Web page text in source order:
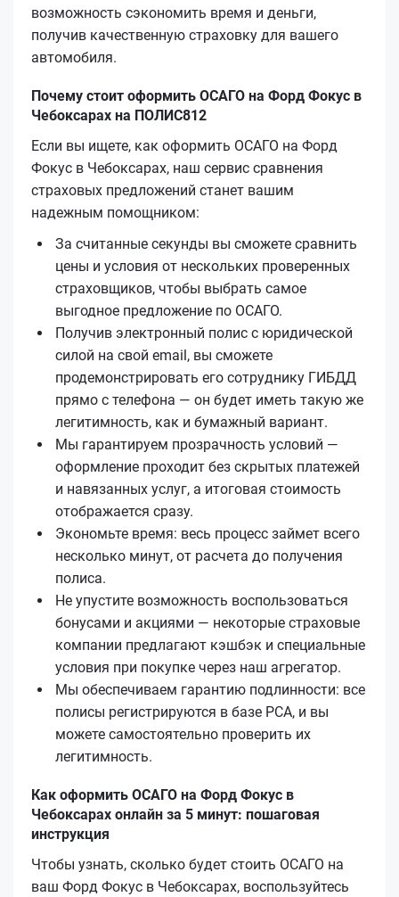
возможность сэкономить время и деньги,
получив качественную страховку для вашего
автомобиля.
Почему стоит оформить ОСАГО на Форд Фокус в
Чебоксарах на ПОЛИС812
Если вы ищете, как оформить ОСАГО на Форд
Фокус в Чебоксарах, наш сервис сравнения
страховых предложений станет вашим
надежным помощником:
За считанные секунды вы сможете сравнить
цены и условия от нескольких проверенных
страховщиков, чтобы выбрать самое
выгодное предложение по ОСАГО.
Получив электронный полис с юридической
силой на свой email, вы сможете
продемонстрировать его сотруднику ГИБДД
прямо с телефона — он будет иметь такую же
легитимность, как и бумажный вариант.
Мы гарантируем прозрачность условий —
оформление проходит без скрытых платежей
и навязанных услуг, а итоговая стоимость
отображается сразу.
Экономьте время: весь процесс займет всего
несколько минут, от расчета до получения
полиса.
Не упустите возможность воспользоваться
бонусами и акциями — некоторые страховые
компании предлагают кэшбэк и специальные
условия при покупке через наш агрегатор.
Мы обеспечиваем гарантию подлинности: все
полисы регистрируются в базе РСА, и вы
можете самостоятельно проверить их
легитимность.
Как оформить ОСАГО на Форд Фокус в
Чебоксарах онлайн за 5 минут: пошаговая
инструкция
Чтобы узнать, сколько будет стоить ОСАГО на
ваш Форд Фокус в Чебоксарах, воспользуйтесь